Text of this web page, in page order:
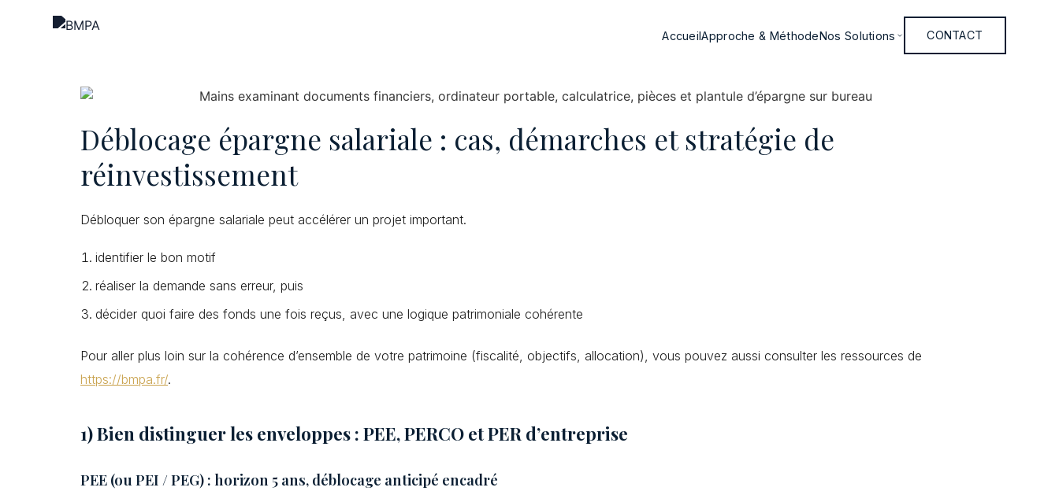
AccueilApproche & MéthodeNos Solutions CONTACT
Déblocage épargne salariale : cas, démarches et stratégie de
réinvestissement
Débloquer son épargne salariale peut accélérer un projet important.
identifier le bon motif
réaliser la demande sans erreur, puis
décider quoi faire des fonds une fois reçus, avec une logique patrimoniale cohérente
Pour aller plus loin sur la cohérence d’ensemble de votre patrimoine (fiscalité, objectifs, allocation), vous pouvez aussi consulter les ressources de
https://bmpa.fr/.
1) Bien distinguer les enveloppes : PEE, PERCO et PER d’entreprise
PEE (ou PEI / PEG) : horizon 5 ans, déblocage anticipé encadré